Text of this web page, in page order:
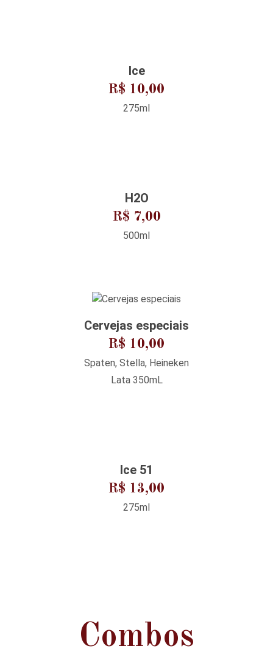
Ice
R$ 10,00
275ml
H2O
R$ 7,00
500ml
Cervejas especiais
R$ 10,00
Spaten, Stella, Heineken
Lata 350mL
Ice 51
R$ 13,00
275ml
Combos